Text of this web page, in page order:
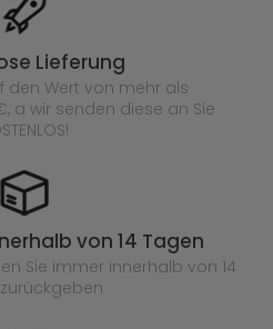
Lieferung
den Wert von mehr als
a wir senden diese an Sie
von 14 Tagen
Sie immer innerhalb von 14